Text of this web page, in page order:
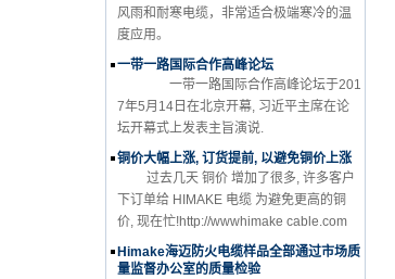
风雨和耐寒电缆，非常适合极端寒冷的温
度应用。
一带一路国际合作高峰论坛
一带一路国际合作高峰论坛于201
7年5月14日在北京开幕, 习近平主席在论
坛开幕式上发表主旨演说.
铜价大幅上涨, 订货提前, 以避免铜价上涨
过去几天 铜价 增加了很多, 许多客户
下订单给 HIMAKE 电缆 为避免更高的铜
价, 现在忙!http://wwwhimake cable.com
Himake海迈防火电缆样品全部通过市场质
量监督办公室的质量检验